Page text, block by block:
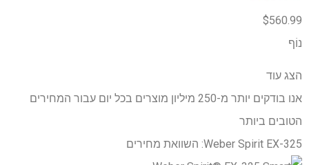
$560.99
נוֹף
הצג עוד
אנו בודקים יותר מ-250 מיליון מוצרים בכל יום עבור המחירים
הטובים ביותר
Weber Spirit EX-325: השוואת מחירים